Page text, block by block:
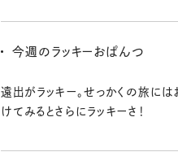
いて、キレイになりたいなとか、イ
今週のラッキーおぱんつ
遠出がラッキー。せっかくの旅には
けてみるとさらにラッキーさ！